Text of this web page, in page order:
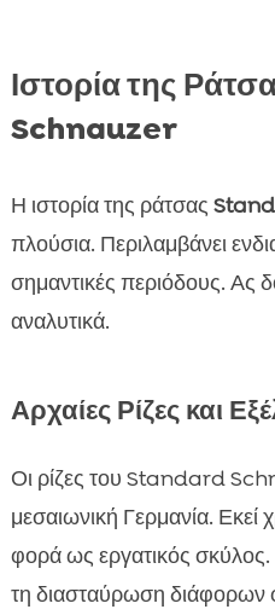
Ιστορία της
Schnauzer
Η ιστορία της ράτσας
πλούσια. Περιλαμβάνει
σημαντικές περιόδους. Ας
αναλυτικά.
Αρχαίες Ρίζες και
Οι ρίζες του Standard
μεσαιωνική Γερμανία.
φορά ως εργατικός σκύλος.
τη διασταύρωση διάφορων